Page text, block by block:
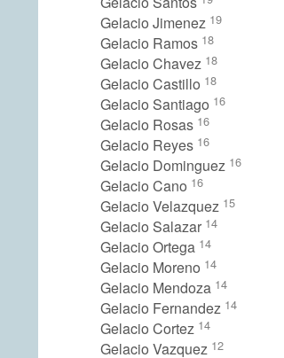
Gelacio Jimenez 19
Gelacio Ramos 18
Gelacio Chavez 18
Gelacio Castillo 18
Gelacio Santiago 16
Gelacio Rosas 16
Gelacio Reyes 16
Gelacio Dominguez 16
Gelacio Cano 16
Gelacio Velazquez 15
Gelacio Salazar 14
Gelacio Ortega 14
Gelacio Moreno 14
Gelacio Mendoza 14
Gelacio Fernandez 14
Gelacio Cortez 14
Gelacio Vazquez 12